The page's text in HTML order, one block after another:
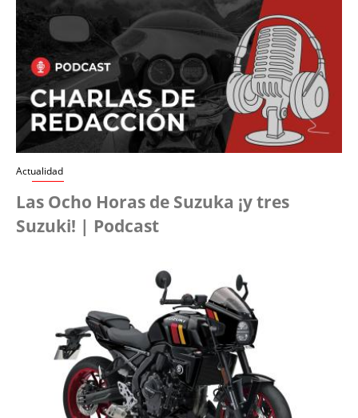
Actualidad
Las Ocho Horas de Suzuka ¡y tres
Suzuki! | Podcast